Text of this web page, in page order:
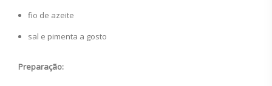
fio de azeite
sal e pimenta a gosto
Preparação: